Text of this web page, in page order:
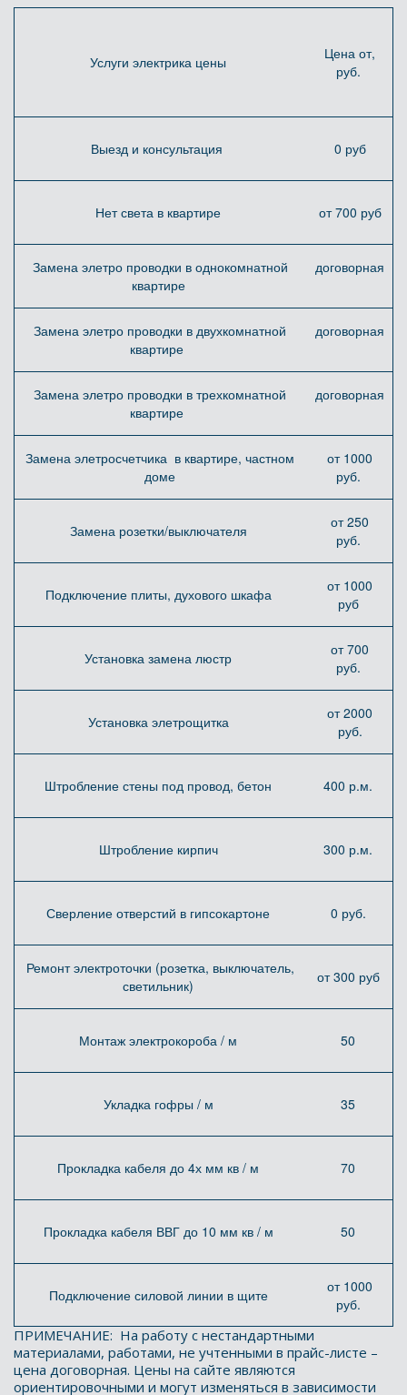
Услуги электрика цены
Цена от,
руб.
Выезд и консультация 0 руб
Нет света в квартире от 700 руб
Замена элетро проводки в однокомнатной
квартире
договорная
Замена элетро проводки в двухкомнатной
квартире
договорная
Замена элетро проводки в трехкомнатной
квартире
договорная
Замена элетросчетчика в квартире, частном
доме
от 1000
руб.
Замена розетки/выключателя
от 250
руб.
Подключение плиты, духового шкафа
от 1000
руб
Установка замена люстр
от 700
руб.
Установка элетрощитка
от 2000
руб.
Штробление стены под провод, бетон 400 р.м.
Штробление кирпич 300 р.м.
Сверление отверстий в гипсокартоне 0 руб.
Ремонт электроточки (розетка, выключатель,
светильник)
от 300 руб
Монтаж электрокороба / м 50
Укладка гофры / м 35
Прокладка кабеля до 4х мм кв / м 70
Прокладка кабеля ВВГ до 10 мм кв / м 50
Подключение силовой линии в щите
от 1000
руб.
ПРИМЕЧАНИЕ:  На работу с нестандартными
материалами, работами, не учтенными в прайс-листе –
цена договорная. Цены на сайте являются
ориентировочными и могут изменяться в зависимости